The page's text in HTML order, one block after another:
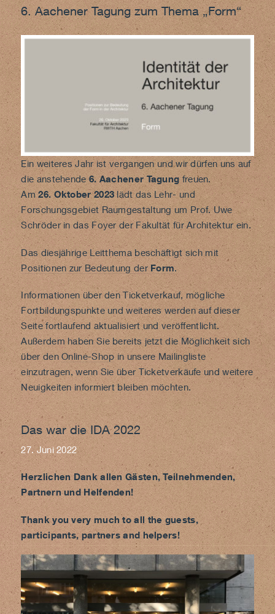
6. Aachener Tagung zum Thema „Form“
Ein weiteres Jahr ist vergangen und wir dürfen uns auf
die anstehende6. Aachener Tagungfreuen.
Am26. Oktober 2023lädt das Lehr- und
Forschungsgebiet Raumgestaltung um Prof. Uwe
Schröder in das Foyer der Fakultät für Architektur ein.
Das diesjährige Leitthema beschäftigt sich mit
Positionen zur Bedeutung der Form.
Informationen über den Ticketverkauf, mögliche
Fortbildungspunkte und weiteres werden auf dieser
Seite fortlaufend aktualisiert und veröffentlicht.
Außerdem haben Sie bereits jetzt die Möglichkeit sich
über denOnline-Shopin unsere Mailingliste
einzutragen, wenn Sie über Ticketverkäufe und weitere
Neuigkeiten informiert bleiben möchten.
Das war die IDA 2022
27. Juni 2022
Herzlichen Dank allen Gästen, Teilnehmenden,
Partnern und Helfenden!
Thank you very much to all the guests,
participants, partners and helpers!